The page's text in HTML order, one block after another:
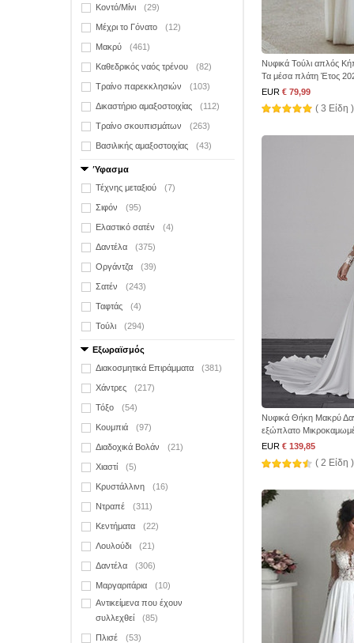
Κοντό/Μίνι (29)
Μέχρι το Γόνατο (12)
Μακρύ (461)
Καθεδρικός ναός τρένου (82)
Τραίνο παρεκκλησιών (103)
Δικαστήριο αμαξοστοιχίας (112)
Τραίνο σκουπισμάτων (263)
Βασιλικής αμαξοστοιχίας (43)
Ύφασμα
Τέχνης μεταξιού
(7)
Σιφόν (95)
Ελαστικό σατέν (4)
Δαντέλα (375)
Οργάντζα (39)
Σατέν (243)
Ταφτάς (4)
Τούλι (294)
Εξωραϊσμός
Διακοσμητικά Επιράμματα
(381)
Χάντρες (217)
Τόξο (54)
Κουμπιά (97)
Διαδοχικά Βολάν (21)
Χιαστί (5)
Κρυστάλλινη (16)
Ντραπέ (311)
Κεντήματα (22)
Λουλούδι (21)
Δαντέλα (306)
Μαργαριτάρια
(10)
Αντικείμενα που έχουν
συλλεχθεί
(85)
Πλισέ (53)
Νυφικά Τούλι απλός
Τα μέσα πλάτη Έτος
EUR € 79,99
( 3 Είδη )
Νυφικά Θήκη Μακρύ
εξώπλατο
EUR € 139,85
( 2 Είδη )